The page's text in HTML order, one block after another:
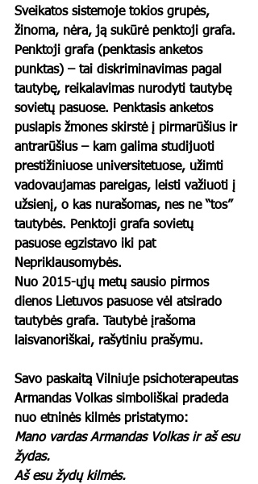
Sveikatos sistemoje tokios grupės,
žinoma, nėra, ją sukūrė penktoji grafa.
Penktoji grafa (penktasis anketos
punktas) – tai diskriminavimas pagal
tautybę, reikalavimas nurodyti tautybę
sovietų pasuose. Penktasis anketos
puslapis žmones skirstė į pirmarūšius ir
antrarūšius – kam galima studijuoti
prestižiniuose universitetuose, užimti
vadovaujamas pareigas, leisti važiuoti į
užsienį, o kas nurašomas, nes ne “tos”
tautybės. Penktoji grafa sovietų
pasuose egzistavo iki pat
Nepriklausomybės.
Nuo 2015-ųjų metų sausio pirmos
dienos Lietuvos pasuose vėl atsirado
tautybės grafa. Tautybė įrašoma
laisvanoriškai, rašytiniu prašymu.
Savo paskaitą Vilniuje psichoterapeutas
Armandas Volkas simboliškai pradeda
nuo etninės kilmės pristatymo:
Mano vardas Armandas Volkas ir aš esu
žydas.
Aš esu žydų kilmės.